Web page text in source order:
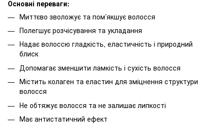
Основні переваги:
Миттєво зволожує та пом’якшує волосся
Полегшує розчісування та укладання
Надає волоссю гладкість, еластичність і природний
блиск
Допомагає зменшити ламкість і сухість волосся
Містить колаген та еластин для зміцнення структури
волосся
Не обтяжує волосся та не залишає липкості
Має антистатичний ефект